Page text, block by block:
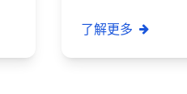
了解更多